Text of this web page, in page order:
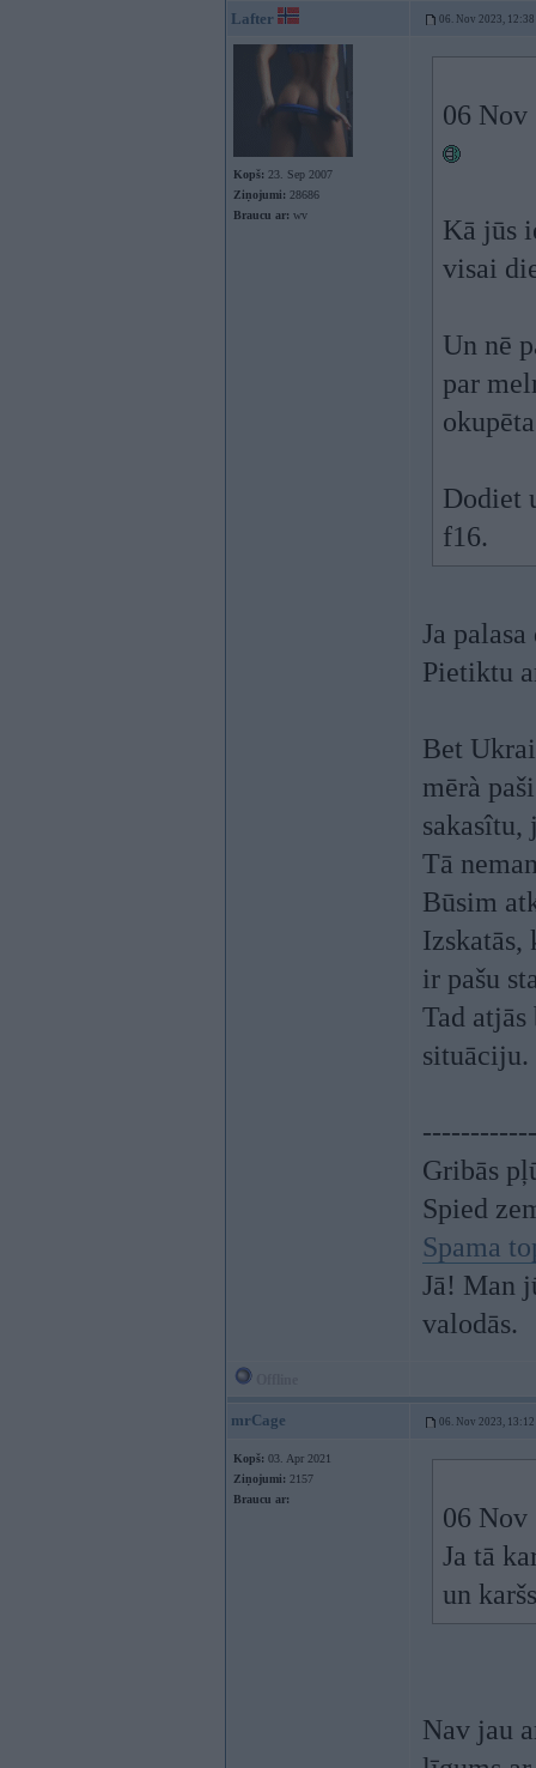
Lafter 06. Nov 2023, 12:38
Kopš: 23. Sep 2007
Ziņojumi: 28686
Braucu ar: wv
06
Kā jūs
visai
Un nē
par
Dodiet
f16.
Ja
Pietiktu
Bet
mērà
sakasîtu,
Tā
Būsim
Izskatās,
ir pašu
Tad
situāciju.
Gribās
Spied
Spama
Jā! Man
valodās.
mrCage 06. Nov 2023, 13:12
Kopš: 03. Apr 2021
Ziņojumi: 2157
Braucu ar:
06
Ja tā
un
Nav jau